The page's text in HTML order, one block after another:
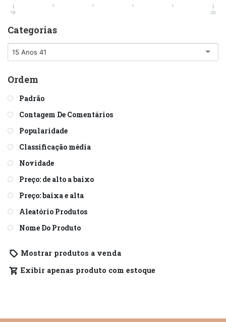
19 20
Categorias
15 Anos 41
Ordem
Padrão
Contagem De Comentários
Popularidade
Classificação média
Novidade
Preço: de alto a baixo
Preço: baixa e alta
Aleatório Produtos
Nome Do Produto
Mostrar produtos a venda
Exibir apenas produto com estoque